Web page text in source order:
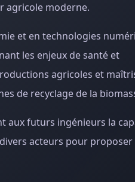
agricole moderne.
et en technologies
les enjeux de santé et
agricoles et
de recyclage de la
aux futurs ingénieurs la
acteurs pour proposer